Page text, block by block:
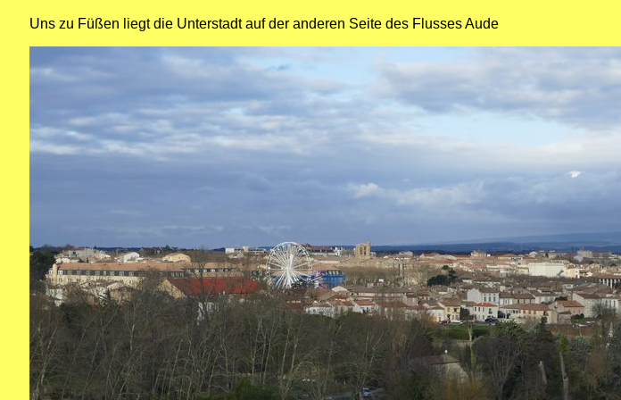
Uns zu Füßen liegt die Unterstadt auf der anderen Seite des Flusses Aude